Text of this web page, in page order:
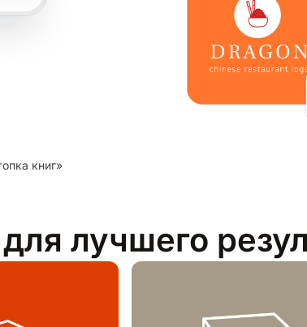
книг»
лучшего